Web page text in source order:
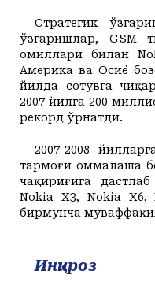
Стратегик
ўзгаришлар, GSM
омиллари билан
Америка ва Осиё
йилда сотувга
2007 йилга 200
рекорд ўрнатди.
2007-2008
тармоғи оммалаша
чақириғига
Nokia X3, Nokia X6,
бирмунча
Инқироз